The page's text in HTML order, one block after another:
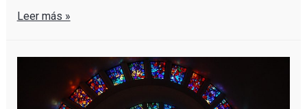
Leer más »